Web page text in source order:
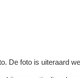
De foto is uiteraard